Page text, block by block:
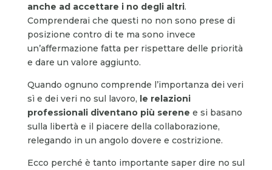
anche ad accettare i no degli altri.
Comprenderai che questi no non sono prese di
posizione contro di te ma sono invece
un’affermazione fatta per rispettare delle priorità
e dare un valore aggiunto.
Quando ognuno comprende l’importanza dei veri
sì e dei veri no sul lavoro, le relazioni
professionali diventano più serene e si basano
sulla libertà e il piacere della collaborazione,
relegando in un angolo dovere e costrizione.
Ecco perché è tanto importante saper dire no sul